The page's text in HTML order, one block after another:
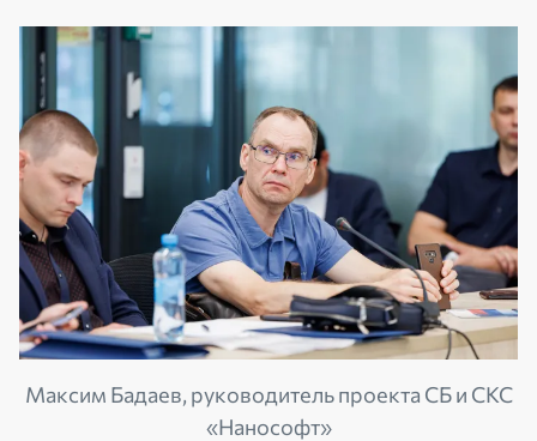
Максим Бадаев, руководитель проекта СБ и СКС
«Нанософт»